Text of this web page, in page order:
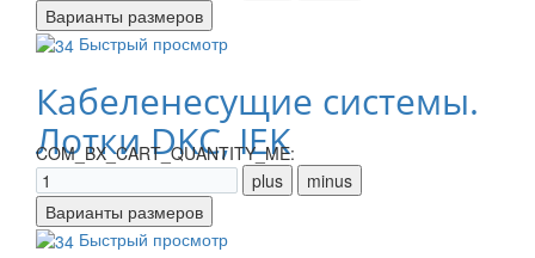
Быстрый просмотр
Кабеленесущие системы.
Лотки DKC, IEK
COM_BX_CART_QUANTITY_ME:
Быстрый просмотр